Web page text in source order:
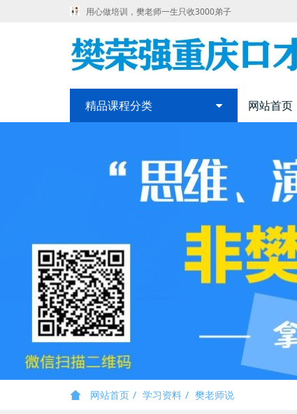
用心做培训，樊老师一生只收3000弟子
精品课程分类 网站首页
网站首页 学习资料 樊老师说